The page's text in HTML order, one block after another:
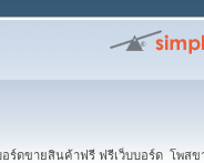
อร์ดขายสินค้าฟรี ฟรีเว็บบอร์ด โพส